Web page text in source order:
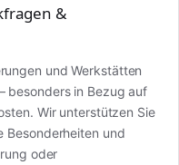
&
und Werkstätten
besonders in Bezug auf
Wir unterstützen Sie
Besonderheiten und
oder